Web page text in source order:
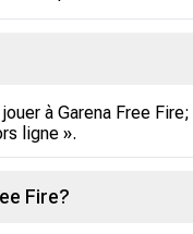
à Garena Free
ligne ».
Fire?